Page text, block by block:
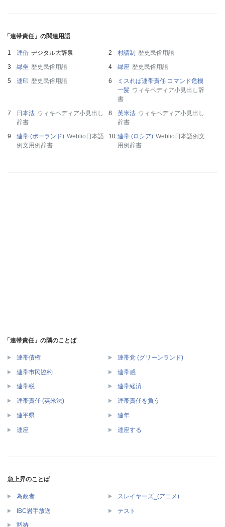
「連帯責任」の関連用語
連借 デジタル大辞泉 村請制
歴史民俗用語
縁坐 歴史民俗用語 縁座 歴史民俗用語
連印 歴史民俗用語
ミスれば連帯責任 コマンド危機
一髪 ウィキペディア小見出し辞
書
日本法 ウィキペディア小見出し
辞書
英米法 ウィキペディア小見出し
辞書
連帯 (ポーランド) Weblio日本語
例文用例辞書
連帯 (ロシア) Weblio日本語例文
用例辞書
「連帯責任」の隣のことば
連帯債権 連帯党 (グリーンランド)
連帯市民協約 連帯感
連帯税 連帯経済
連帯責任 (英米法) 連帯責任を負う
連平県 連年
連座 連座する
急上昇のことば
為政者 スレイヤーズ_(アニメ)
IBC岩手放送 テスト
黙祷